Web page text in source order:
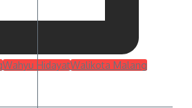
Wahyu HidayatWalikota Malang